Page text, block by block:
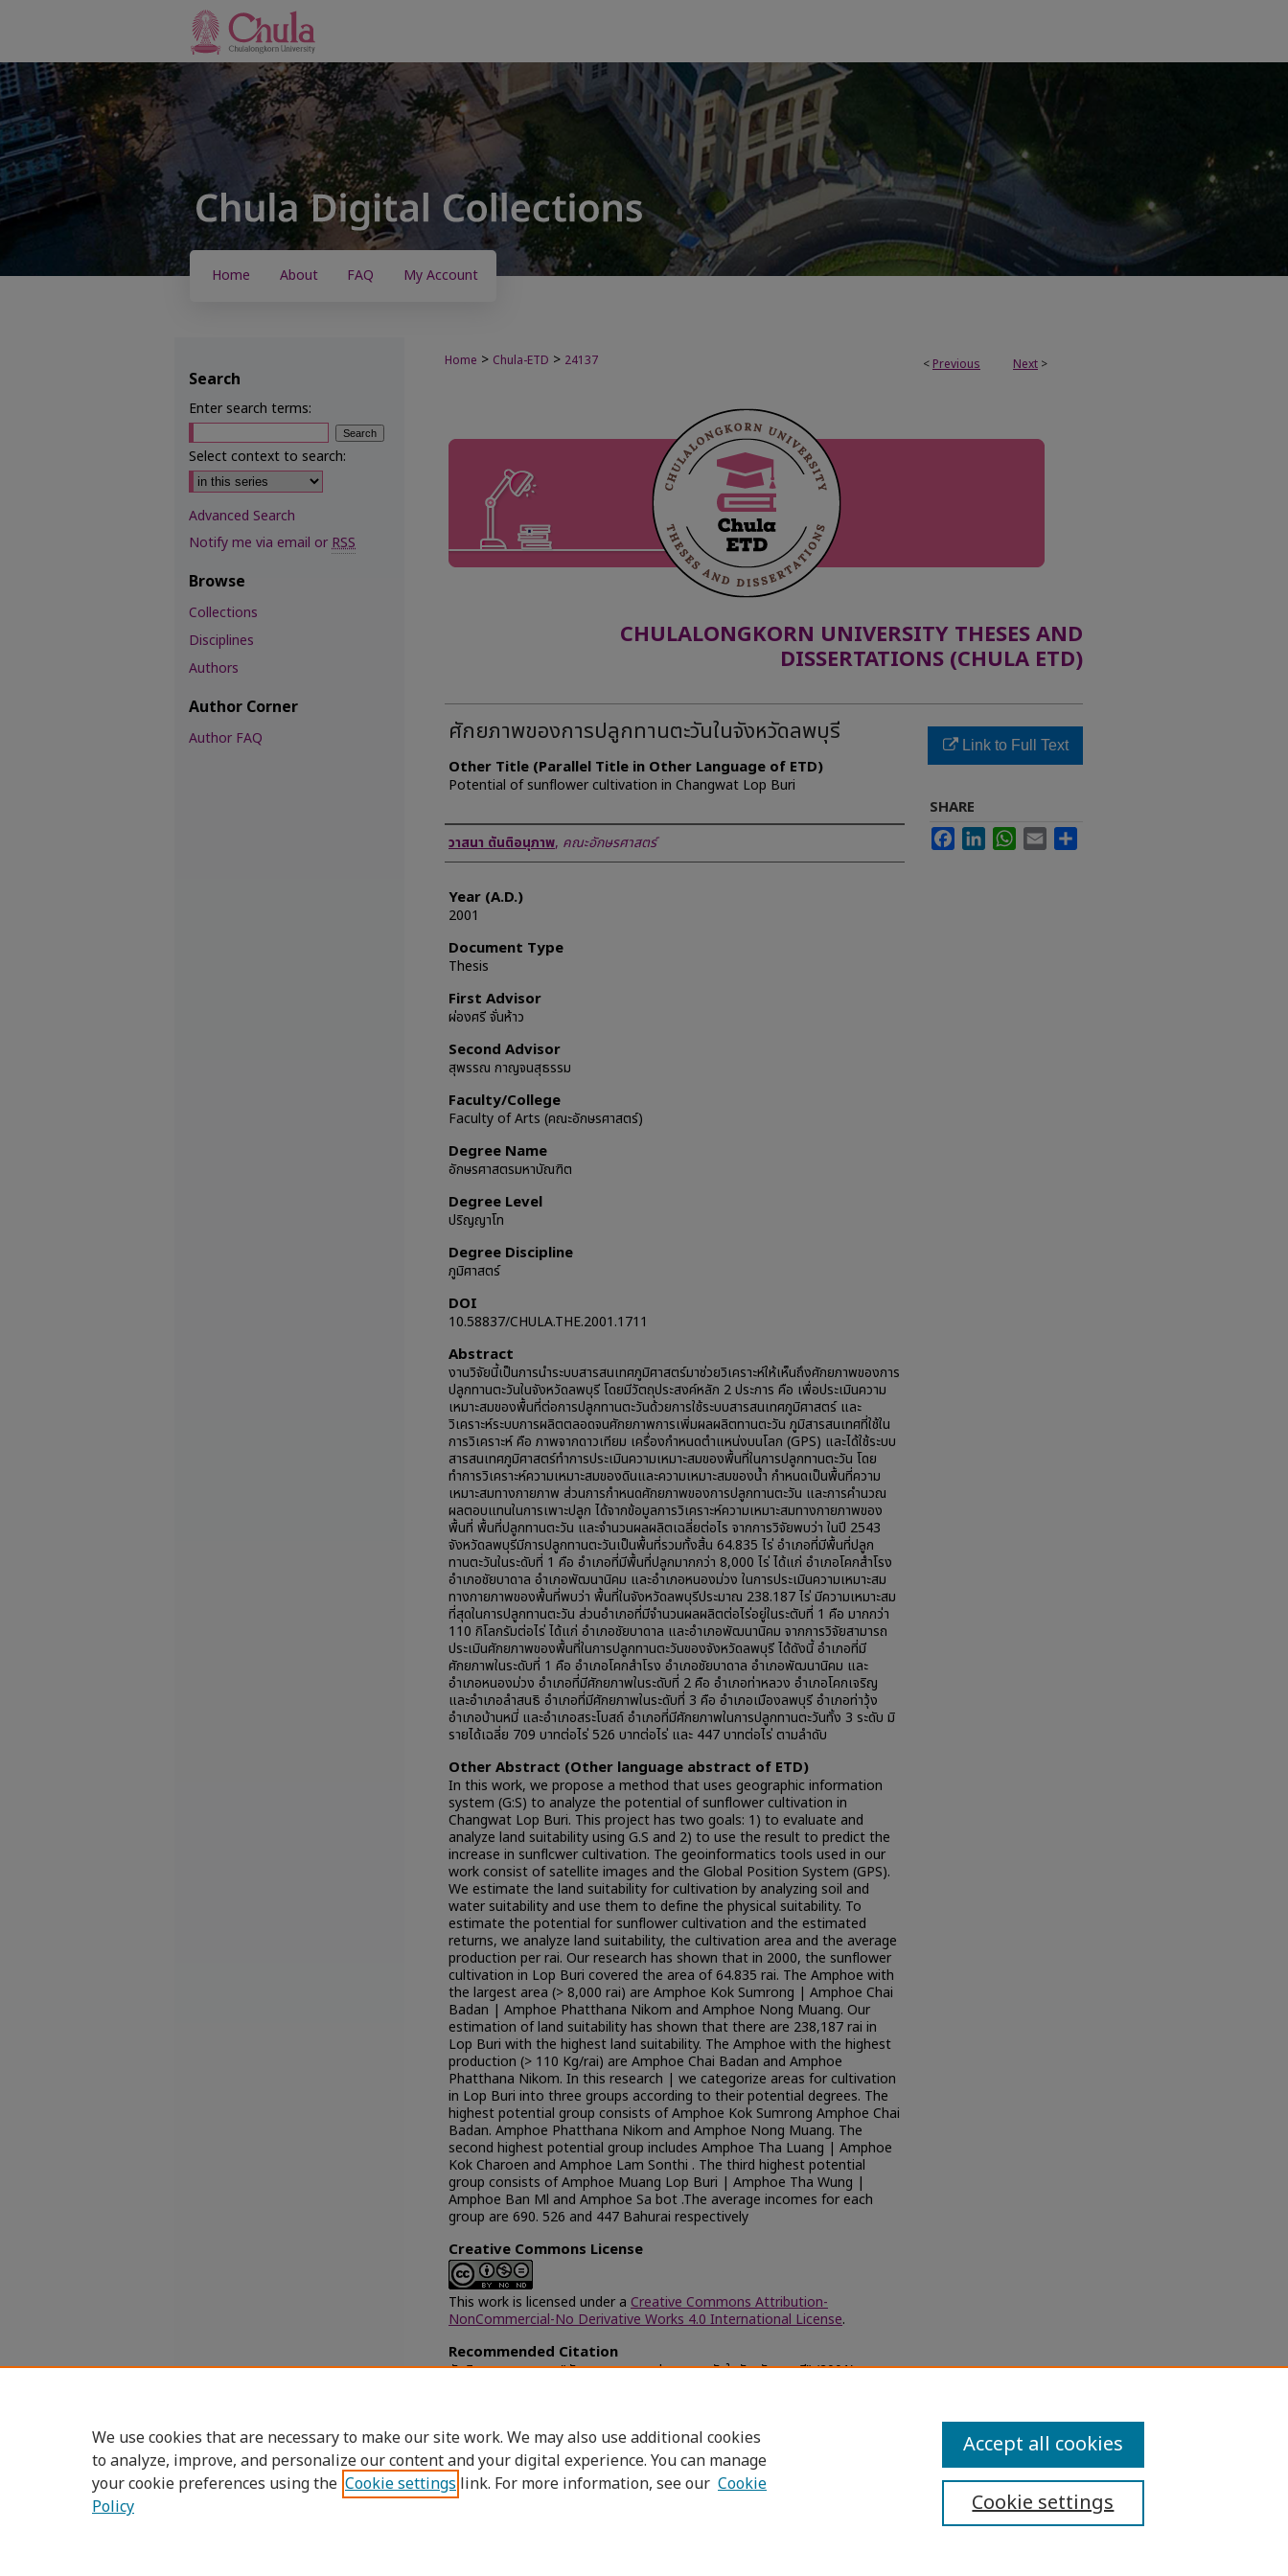
Home About FAQ My Account
< Previous Next >
Home > Chula-ETD > 24137
CHULALONGKORN UNIVERSITY THESES AND
DISSERTATIONS (CHULA ETD)
ศักยภาพของการปลูกทานตะวันในจังหวัดลพบุรี
Other Title (Parallel Title in Other Language of ETD)
Potential of sunflower cultivation in Changwat Lop Buri
Author
วาสนา ตันติอนุภาพ, คณะอักษรศาสตร์
Year (A.D.)
2001
Document Type
Thesis
First Advisor
ผ่องศรี จั่นห้าว
Second Advisor
สุพรรณ กาญจนสุธรรม
Faculty/College
Faculty of Arts (คณะอักษรศาสตร์)
Degree Name
อักษรศาสตรมหาบัณฑิต
Degree Level
ปริญญาโท
Degree Discipline
ภูมิศาสตร์
DOI
10.58837/CHULA.THE.2001.1711
Abstract
งานวิจัยนี้เป็นการนำระบบสารสนเทศภูมิศาสตร์มาช่วยวิเคราะห์ให้เห็นถึงศักยภาพของการ
ปลูกทานตะวันในจังหวัดลพบุรี โดยมีวัตถุประสงค์หลัก 2 ประการ คือ เพื่อประเมินความ
เหมาะสมของพื้นที่ต่อการปลูกทานตะวันด้วยการใช้ระบบสารสนเทศภูมิศาสตร์ และ
วิเคราะห์ระบบการผลิตตลอดจนศักยภาพการเพิ่มผลผลิตทานตะวัน ภูมิสารสนเทศที่ใช้ใน
การวิเคราะห์ คือ ภาพจากดาวเทียม เครื่องกำหนดตำแหน่งบนโลก (GPS) และได้ใช้ระบบ
สารสนเทศภูมิศาสตร์ทำการประเมินความเหมาะสมของพื้นที่ในการปลูกทานตะวัน โดย
ทำการวิเคราะห์ความเหมาะสมของดินและความเหมาะสมของน้ำ กำหนดเป็นพื้นที่ความ
เหมาะสมทางกายภาพ ส่วนการกำหนดศักยภาพของการปลูกทานตะวัน และการคำนวณ
ผลตอบแทนในการเพาะปลูก ได้จากข้อมูลการวิเคราะห์ความเหมาะสมทางกายภาพของ
พื้นที่ พื้นที่ปลูกทานตะวัน และจำนวนผลผลิตเฉลี่ยต่อไร จากการวิจัยพบว่า ในปี 2543
จังหวัดลพบุรีมีการปลูกทานตะวันเป็นพื้นที่รวมทั้งสิ้น 64.835 ไร่ อำเภอที่มีพื้นที่ปลูก
ทานตะวันในระดับที่ 1 คือ อำเภอที่มีพื้นที่ปลูกมากกว่า 8,000 ไร่ ได้แก่ อำเภอโคกสำโรง
อำเภอชัยบาดาล อำเภอพัฒนานิคม และอำเภอหนองม่วง ในการประเมินความเหมาะสม
ทางกายภาพของพื้นที่พบว่า พื้นที่ในจังหวัดลพบุรีประมาณ 238.187 ไร่ มีความเหมาะสม
ที่สุดในการปลูกทานตะวัน ส่วนอำเภอที่มีจำนวนผลผลิตต่อไร่อยู่ในระตับที่ 1 คือ มากกว่า
110 กิโลกรัมต่อไร่ ได้แก่ อำเภอชัยบาดาล และอำเภอพัฒนานิคม จากการวิจัยสามารถ
ประเมินศักยภาพของพื้นที่ในการปลูกทานตะวันของจังหวัดลพบุรี ได้ดังนี้ อำเภอที่มี
ศักยภาพในระดับที่ 1 คือ อำเภอโคกสำโรง อำเภอชัยบาดาล อำเภอพัฒนานิคม และ
อำเภอหนองม่วง อำเภอที่มีศักยภาพในระดับที่ 2 คือ อำเภอท่าหลวง อำเภอโคกเจริญ
และอำเภอลำสนธิ อำเภอที่มีศักยภาพในระดับที่ 3 คือ อำเภอเมืองลพบุรี อำเภอท่าวุ้ง
อำเภอบ้านหมี่ และอำเภอสระโบสถ์ อำเภอที่มีศักยภาพในการปลูกทานตะวันทั้ง 3 ระดับ มิ
รายได้เฉลี่ย 709 บาทต่อไร่ 526 บาทต่อไร่ และ 447 บาทต่อไร่ ตามลำดับ
Other Abstract (Other language abstract of ETD)
In this work, we propose a method that uses geographic information
system (G:S) to analyze the potential of sunflower cultivation in
Changwat Lop Buri. This project has two goals: 1) to evaluate and
analyze land suitability using G.S and 2) to use the result to predict the
increase in sunflcwer cultivation. The geoinformatics tools used in our
work consist of satellite images and the Global Position System (GPS).
We estimate the land suitability for cultivation by analyzing soil and
water suitability and use them to define the physical suitability. To
estimate the potential for sunflower cultivation and the estimated
returns, we analyze land suitability, the cultivation area and the average
production per rai. Our research has shown that in 2000, the sunflower
cultivation in Lop Buri covered the area of 64.835 rai. The Amphoe with
the largest area (> 8,000 rai) are Amphoe Kok Sumrong | Amphoe Chai
Badan | Amphoe Phatthana Nikom and Amphoe Nong Muang. Our
estimation of land suitability has shown that there are 238,187 rai in
Lop Buri with the highest land suitability. The Amphoe with the highest
production (> 110 Kg/rai) are Amphoe Chai Badan and Amphoe
Phatthana Nikom. In this research | we categorize areas for cultivation
in Lop Buri into three groups according to their potential degrees. The
highest potential group consists of Amphoe Kok Sumrong Amphoe Chai
Badan. Amphoe Phatthana Nikom and Amphoe Nong Muang. The
second highest potential group includes Amphoe Tha Luang | Amphoe
Kok Charoen and Amphoe Lam Sonthi . The third highest potential
group consists of Amphoe Muang Lop Buri | Amphoe Tha Wung |
Amphoe Ban Ml and Amphoe Sa bot .The average incomes for each
group are 690. 526 and 447 Bahurai respectively
Creative Commons License
This work is licensed under a Creative Commons Attribution-
NonCommercial-No Derivative Works 4.0 International License.
Recommended Citation
ตันติอนุภาพ, วาสนา, "ศักยภาพของการปลูกทานตะวันในจังหวัดลพบุรี" (2001).
Link to Full Text
SHARE
FacebookLinkedInWhatsApp
Email
Search
Enter search terms:
Select context to search:
Advanced Search
Notify me via email orRSS
Browse
Collections
Disciplines
Authors
Author Corner
Author FAQ
Accessibility Statement
We use cookies that are necessary to make our site work. We may also use additional cookies
to analyze, improve, and personalize our content and your digital experience. You can manage
your cookie preferences using the Cookie settings link. For more information, see our Cookie
Policy
Cookie settings
Accept all cookies